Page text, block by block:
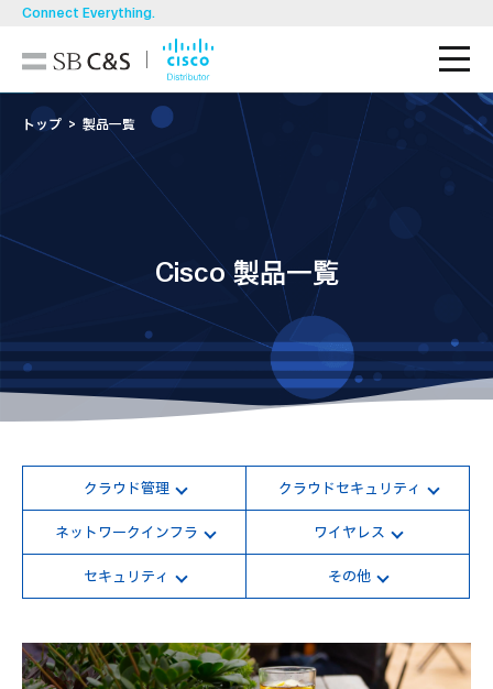
Connect Everything.
技術ブログ
ソリューション
お知らせ・イベント/セミナー
動画視聴 Partner向け
トップ 製品一覧
Cisco 製品一覧
クラウド管理 クラウドセキュリティ
ネットワークインフラ ワイヤレス
セキュリティ その他